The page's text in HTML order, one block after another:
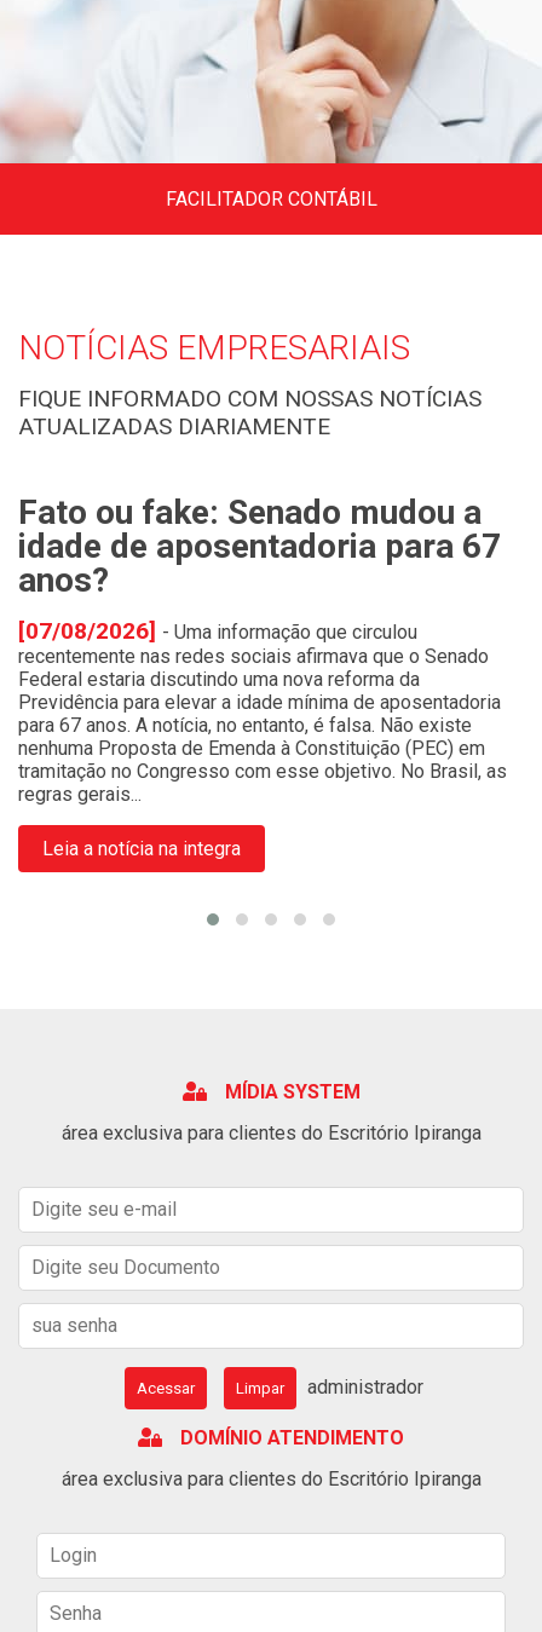
secretarias.
FACILITADOR CONTÁBIL
NOTÍCIAS EMPRESARIAIS
FIQUE INFORMADO COM NOSSAS NOTÍCIAS
ATUALIZADAS DIARIAMENTE
Fato ou fake: Senado mudou a
idade de aposentadoria para 67
anos?
[07/08/2026] - Uma informação que circulou
recentemente nas redes sociais afirmava que o Senado
Federal estaria discutindo uma nova reforma da
Previdência para elevar a idade mínima de aposentadoria
para 67 anos. A notícia, no entanto, é falsa. Não existe
nenhuma Proposta de Emenda à Constituição (PEC) em
tramitação no Congresso com esse objetivo. No Brasil, as
regras gerais...
Leia a notícia na integra
MÍDIA SYSTEM
área exclusiva para clientes do Escritório Ipiranga
Acessar Limpar administrador
DOMÍNIO ATENDIMENTO
área exclusiva para clientes do Escritório Ipiranga